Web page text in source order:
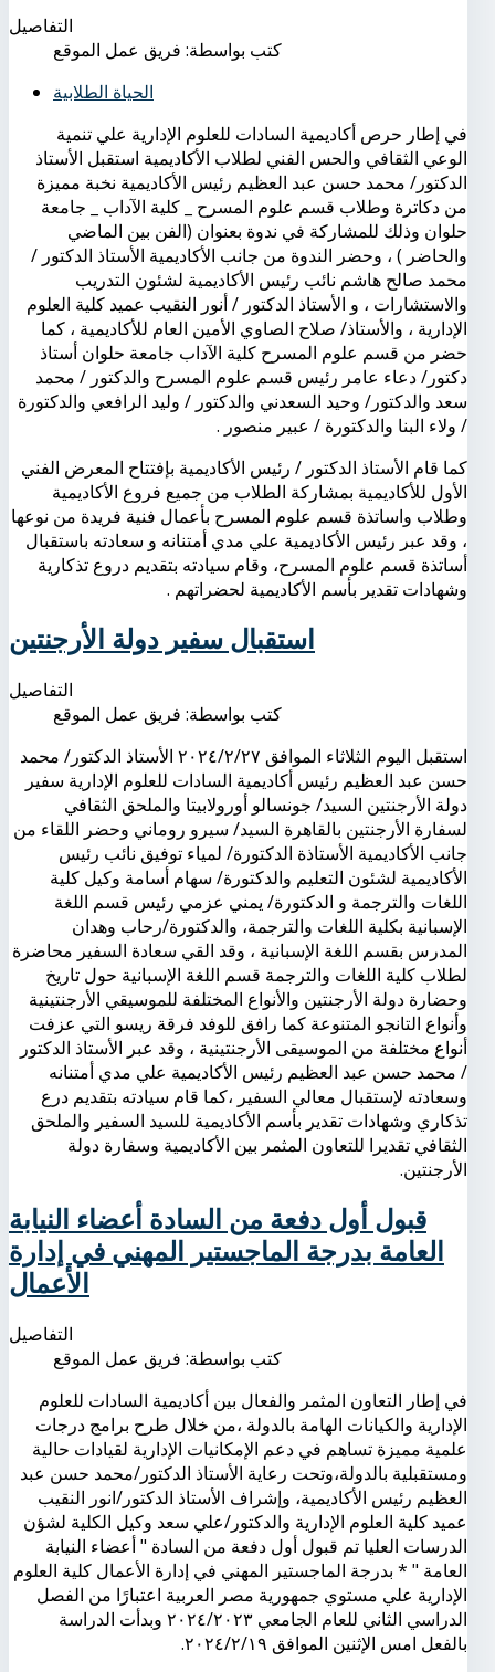
التفاصيل
كتب بواسطة: فريق عمل الموقع
الحياة الطلابية
في إطار حرص أكاديمية السادات للعلوم الإدارية علي تنمية
الوعي الثقافي والحس الفني لطلاب الأكاديمية استقبل الأستاذ
الدكتور/ محمد حسن عبد العظيم رئيس الأكاديمية نخبة مميزة
من دكاترة وطلاب قسم علوم المسرح _ كلية الآداب _ جامعة
حلوان وذلك للمشاركة في ندوة بعنوان (الفن بين الماضي
والحاضر ) ، وحضر الندوة من جانب الأكاديمية الأستاذ الدكتور /
محمد صالح هاشم نائب رئيس الأكاديمية لشئون التدريب
والاستشارات ، و الأستاذ الدكتور / أنور النقيب عميد كلية العلوم
الإدارية ، والأستاذ/ صلاح الصاوي الأمين العام للأكاديمية ، كما
حضر من قسم علوم المسرح كلية الآداب جامعة حلوان أستاذ
دكتور/ دعاء عامر رئيس قسم علوم المسرح والدكتور / محمد
سعد والدكتور/ وحيد السعدني والدكتور / وليد الرافعي والدكتورة
/ ولاء البنا والدكتورة / عبير منصور .
كما قام الأستاذ الدكتور / رئيس الأكاديمية بإفتتاح المعرض الفني
الأول للأكاديمية بمشاركة الطلاب من جميع فروع الأكاديمية
وطلاب واساتذة قسم علوم المسرح بأعمال فنية فريدة من نوعها
، وقد عبر رئيس الأكاديمية علي مدي أمتنانه و سعادته باستقبال
أساتذة قسم علوم المسرح، وقام سيادته بتقديم دروع تذكارية
وشهادات تقدير بأسم الأكاديمية لحضراتهم .
استقبال سفير دولة الأرجنتين
التفاصيل
كتب بواسطة: فريق عمل الموقع
استقبل اليوم الثلاثاء الموافق ٢٠٢٤/٢/٢٧ الأستاذ الدكتور/ محمد
حسن عبد العظيم رئيس أكاديمية السادات للعلوم الإدارية سفير
دولة الأرجنتين السيد/ جونسالو أورولابيتا والملحق الثقافي
لسفارة الأرجنتين بالقاهرة السيد/ سيرو روماني وحضر اللقاء من
جانب الأكاديمية الأستاذة الدكتورة/ لمياء توفيق نائب رئيس
الأكاديمية لشئون التعليم والدكتورة/ سهام أسامة وكيل كلية
اللغات والترجمة و الدكتورة/ يمني عزمي رئيس قسم اللغة
الإسبانية بكلية اللغات والترجمة، والدكتورة/رحاب وهدان
المدرس بقسم اللغة الإسبانية ، وقد القي سعادة السفير محاضرة
لطلاب كلية اللغات والترجمة قسم اللغة الإسبانية حول تاريخ
وحضارة دولة الأرجنتين والأنواع المختلفة للموسيقي الأرجنتينية
وأنواع التانجو المتنوعة كما رافق للوفد فرقة ريسو التي عزفت
أنواع مختلفة من الموسيقى الأرجنتينية ، وقد عبر الأستاذ الدكتور
/ محمد حسن عبد العظيم رئيس الأكاديمية علي مدي أمتنانه
وسعادته لإستقبال معالي السفير ،كما قام سيادته بتقديم درع
تذكاري وشهادات تقدير بأسم الأكاديمية للسيد السفير والملحق
الثقافي تقديرا للتعاون المثمر بين الأكاديمية وسفارة دولة
الأرجنتين.
قبول أول دفعة من السادة أعضاء النيابة
العامة بدرجة الماجستير المهني في إدارة
الأعمال
التفاصيل
كتب بواسطة: فريق عمل الموقع
في إطار التعاون المثمر والفعال بين أكاديمية السادات للعلوم
الإدارية والكيانات الهامة بالدولة ،من خلال طرح برامج درجات
علمية مميزة تساهم في دعم الإمكانيات الإدارية لقيادات حالية
ومستقبلية بالدولة،وتحت رعاية الأستاذ الدكتور/محمد حسن عبد
العظيم رئيس الأكاديمية، وإشراف الأستاذ الدكتور/انور النقيب
عميد كلية العلوم الإدارية والدكتور/علي سعد وكيل الكلية لشؤن
الدرسات العليا تم قبول أول دفعة من السادة " أعضاء النيابة
العامة " * بدرجة الماجستير المهني في إدارة الأعمال كلية العلوم
الإدارية علي مستوي جمهورية مصر العربية اعتبارًا من الفصل
الدراسي الثاني للعام الجامعي ٢٠٢٤/٢٠٢٣ وبدأت الدراسة
بالفعل امس الإثنين الموافق ٢٠٢٤/٢/١٩.